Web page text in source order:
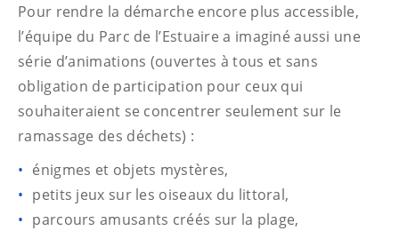
Pour rendre la démarche encore plus accessible,
l’équipe du Parc de l’Estuaire a imaginé aussi une
série d’animations (ouvertes à tous et sans
obligation de participation pour ceux qui
souhaiteraient se concentrer seulement sur le
ramassage des déchets) :
énigmes et objets mystères,
petits jeux sur les oiseaux du littoral,
parcours amusants créés sur la plage,